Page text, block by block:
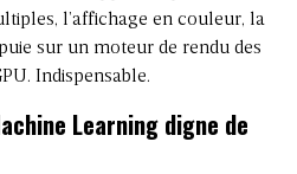
l’affichage en couleur, la
sur un moteur de rendu des
Indispensable.
Learning digne de